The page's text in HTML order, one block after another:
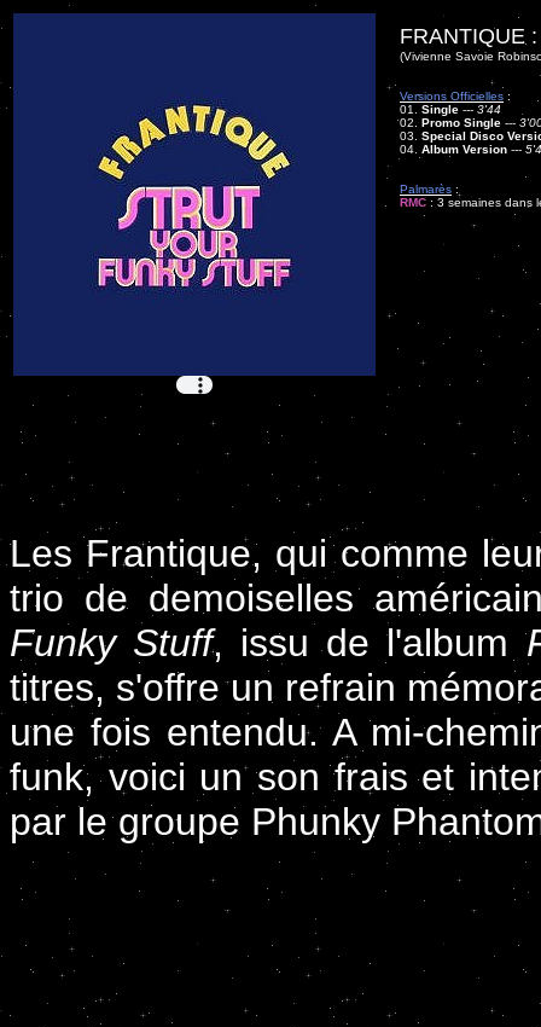
FRANTIQUE
(Vivienne Savoie
Versions Officielles :
01. Single --- 3'44
02. Promo Single ---
03.Special Disco
04. Album Version ---
Palmarès :
RMC : 3 semaines dans
Les Frantique, qui comme
trio de demoiselles
Funky Stuff, issu de l'album
titres, s'offre un refrain
une fois entendu. A mi-
funk, voici un son frais et
par le groupe Phunky